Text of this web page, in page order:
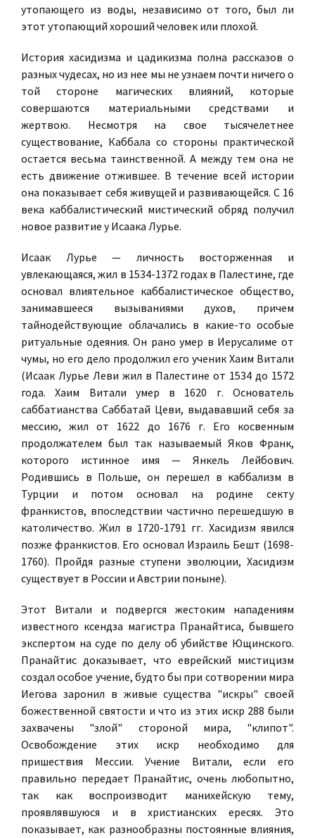
утопающего из воды, независимо от того, был ли
этот утопающий хороший человек или плохой.
История хасидизма и цадикизма полна рассказов о
разных чудесах, но из нее мы не узнаем почти ничего о
той стороне магических влияний, которые
совершаются материальными средствами и
жертвою. Несмотря на свое тысячелетнее
существование, Каббала со стороны практической
остается весьма таинственной. А между тем она не
есть движение отжившее. В течение всей истории
она показывает себя живущей и развивающейся. С 16
века каббалистический мистический обряд получил
новое развитие у Исаака Лурье.
Исаак Лурье — личность восторженная и
увлекающаяся, жил в 1534-1372 годах в Палестине, где
основал влиятельное каббалистическое общество,
занимавшееся вызываниями духов, причем
тайнодействующие облачались в какие-то особые
ритуальные одеяния. Он рано умер в Иерусалиме от
чумы, но его дело продолжил его ученик Хаим Витали
(Исаак Лурье Леви жил в Палестине от 1534 до 1572
года. Хаим Витали умер в 1620 г. Основатель
саббатианства Саббатай Цеви, выдававший себя за
мессию, жил от 1622 до 1676 г. Его косвенным
продолжателем был так называемый Яков Франк,
которого истинное имя — Янкель Лейбович.
Родившись в Польше, он перешел в каббализм в
Турции и потом основал на родине секту
франкистов, впоследствии частично перешедшую в
католичество. Жил в 1720-1791 гг. Хасидизм явился
позже франкистов. Его основал Израиль Бешт (1698-
1760). Пройдя разные ступени эволюции, Хасидизм
существует в России и Австрии поныне).
Этот Витали и подвергся жестоким нападениям
известного ксендза магистра Пранайтиса, бывшего
экспертом на суде по делу об убийстве Ющинского.
Пранайтис доказывает, что еврейский мистицизм
создал особое учение, будто бы при сотворении мира
Иегова заронил в живые существа "искры" своей
божественной святости и что из этих искр 288 были
захвачены "злой" стороной мира, "клипот".
Освобождение этих искр необходимо для
пришествия Мессии. Учение Витали, если его
правильно передает Пранайтис, очень любопытно,
так как воспроизводит манихейскую тему,
проявлявшуюся и в христианских ересях. Это
показывает, как разнообразны постоянные влияния,